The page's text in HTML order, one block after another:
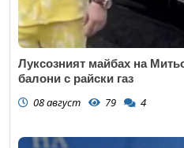
Луксозният майбах на
балони с райски газ
08 август 79 4